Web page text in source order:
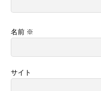
名前 ※
サイト